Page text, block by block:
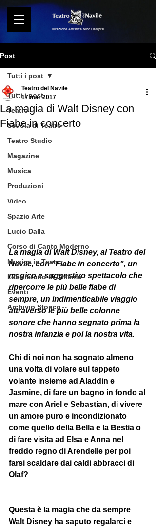
Direzione Artistica Nino Campisi
Post
Tutti i post
Teatro
Scuola di Teatro
Teatro Studio
Magazine
Musica
Produzioni
Video
Spazio Arte
Lucio Dalla
Corso di Canto Moderno
Musica in Teatro
Laboratorio di Cinema
Eventi
Archivio Storico
Tutti i post
La magia di Walt Disney con
Fiabe in concerto
Teatro del Navile
17 mar 2017
La magia di Walt Disney, al Teatro del
Navile, con "Fiabe in concerto", un
magico e suggestivo spettacolo che
ripercorre le più belle fiabe di
sempre, un indimenticabile viaggio
attraverso le più belle colonne
sonore che hanno segnato prima la
nostra infanzia e poi la nostra vita.
Chi di noi non ha sognato almeno
una volta di volare sul tappeto
volante insieme ad Aladdin e
Jasmine, di fare un bagno in fondo al
mare con Ariel e Sebastian, di vivere
un amore puro e incondizionato
come quello della Bella e la Bestia o
di fare visita ad Elsa e Anna nel
freddo regno di Arendelle per poi
farsi scaldare dai caldi abbracci di
Olaf?
Questa è la magia che da sempre
Walt Disney ha saputo regalarci e